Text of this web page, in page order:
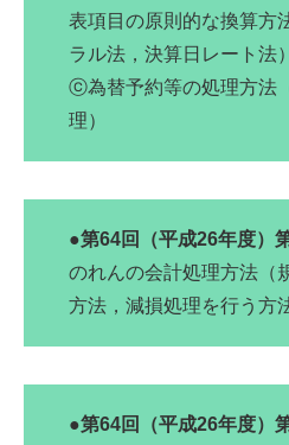
表項目の原則的な換算方
ラル法，決算日レート法）
ⓒ為替予約等の処理方法
理）
●第64回（平成26年度）
のれんの会計処理方法（
方法，減損処理を行う方
●第64回（平成26年度）